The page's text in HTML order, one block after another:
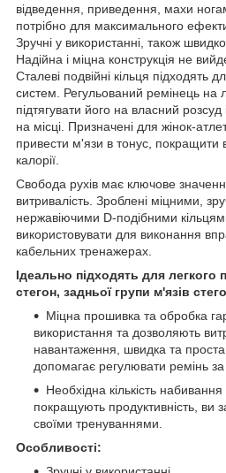
відведення, приведення, махи
потрібно для максимального
Зручні у використанні, також швидко
Надійна і міцна конструкція не
Сталеві подвійні кільця підходять
систем. Регульований ремінець на
підтягувати його на власний
на місці. Призначені для жінок-
привести м'язи в тонус, покращити
калорії.
Свобода рухів має ключове
витривалість. Зроблені міцними,
нержавіючими D-подібними
використовувати для виконання
кабельних тренажерах.
Ідеально підходять для легкого
стегон, задньої групи м'язів
Міцна прошивка та обробка
використання та дозволяють
навантаження, швидка та проста
допомагає регулювати ремінь
Необхідна кількість
покращують продуктивність, ви
своїми тренуваннями.
Особливості: